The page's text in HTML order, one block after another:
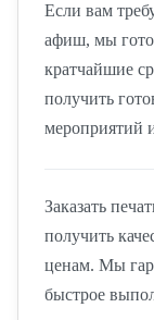
Если вам
афиш, мы
кратчайшие
получить
мероприятий
Заказать
получить
ценам. Мы
быстрое